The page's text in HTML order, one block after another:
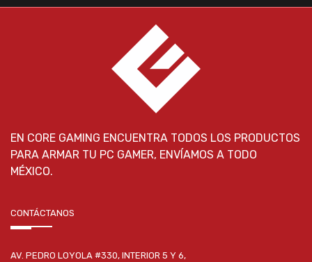
EN CORE GAMING ENCUENTRA TODOS LOS PRODUCTOS
PARA ARMAR TU PC GAMER, ENVÍAMOS A TODO
MÉXICO.
CONTÁCTANOS
AV. PEDRO LOYOLA #330, INTERIOR 5 Y 6,